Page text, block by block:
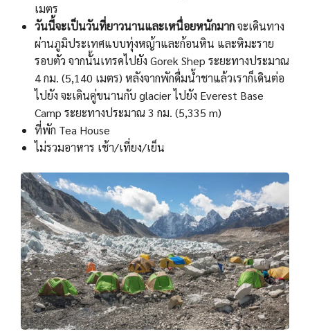
เมตร
วันนี้จะเป็นวันที่ยาวนานและเหนื่อยหนักมากจะเดินทาง
ผ่านภูมิประเทศแบบทุ่งหญ้าและก้อนหิน และหิมะราย
รอบตัว จากนั้นเทรคไปยัง Gorek Shep ระยะทางประมาณ
4 กม. (5,140 เมตร) หลังจากพักดื่มน้ำชาแล้วเราก็เดินต่อ
ไปยัง จะเดินคู่ขนานกับ glacier ไปยัง Everest Base
Camp ระยะทางประมาณ 3 กม. (5,335 m)
ที่พัก Tea House
ไม่รวมอาหาร เช้า/เที่ยง/เย็น